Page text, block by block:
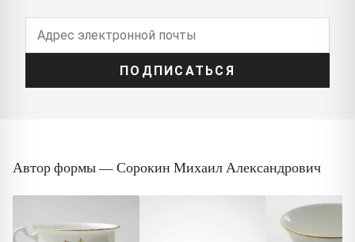
ПОДПИСАТЬСЯ
Автор формы — Сорокин Михаил Александрович